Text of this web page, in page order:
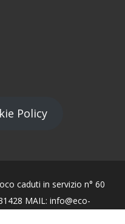
Policy
caduti in servizio n° 60
MAIL: info@eco-